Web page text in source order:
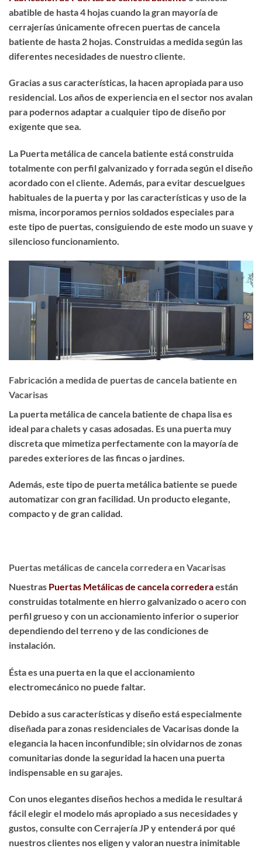
abatible de hasta 4 hojas cuando la gran mayoría de
cerrajerías únicamente ofrecen puertas de cancela
batiente de hasta 2 hojas. Construidas a medida según las
diferentes necesidades de nuestro cliente.
Gracias a sus características, la hacen apropiada para uso
residencial. Los años de experiencia en el sector nos avalan
para podernos adaptar a cualquier tipo de diseño por
exigente que sea.
La Puerta metálica de cancela batiente está construida
totalmente con perfil galvanizado y forrada según el diseño
acordado con el cliente. Además, para evitar descuelgues
habituales de la puerta y por las características y uso de la
misma, incorporamos pernios soldados especiales para
este tipo de puertas, consiguiendo de este modo un suave y
silencioso funcionamiento.
Fabricación a medida de puertas de cancela batiente en
Vacarisas
La puerta metálica de cancela batiente de chapa lisa es
ideal para chalets y casas adosadas . Es una puerta muy
discreta que mimetiza perfectamente con la mayoría de
paredes exteriores de las fincas o jardines.
Además, este tipo de puerta metálica batiente se puede
automatizar con gran facilidad. Un productoelegante,
compacto y de gran calidad.
Puertas metálicas de cancela corredera en Vacarisas
Nuestras Puertas Metálicas de cancela correderaestán
construidas totalmente en hierro galvanizado o acero con
perfil grueso y con un accionamiento inferior o superior
dependiendo del terreno y de las condiciones de
instalación.
Ésta es una puerta en la que el accionamiento
electromecánico no puede faltar.
Debido a sus características y diseño está especialmente
diseñada para zonas residenciales de Vacarisas donde la
elegancia la hacen inconfundible; sin olvidarnos de zonas
comunitarias donde la seguridad la hacen una puerta
indispensable en su garajes.
Con unos elegantes diseños hechos a medida le resultará
fácil elegir el modelo más apropiado a sus necesidades y
gustos, consulte con Cerrajería JP y entenderá por qué
nuestros clientes nos eligen y valoran nuestra inimitable